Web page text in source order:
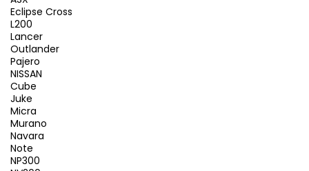
Eclipse Cross
L200
Lancer
Outlander
Pajero
NISSAN
Cube
Juke
Micra
Murano
Navara
Note
NP300